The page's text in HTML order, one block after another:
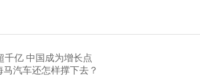
千亿 中国成为增长点
汽车还怎样撑下去？